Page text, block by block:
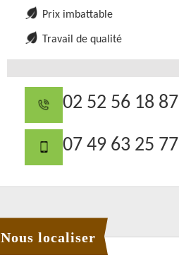
Prix imbattable
Travail de qualité
02 52 56 18 87
07 49 63 25 77
Nous localiser